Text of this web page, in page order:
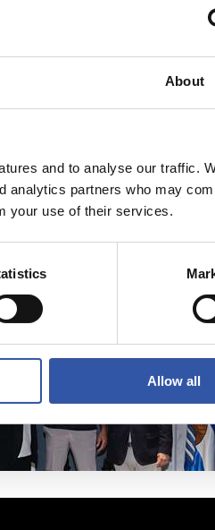
About
and to analyse our traffic.
analytics partners who may
your use of their services.
Allow all
8
先に待つもの
も楽しみにし
」